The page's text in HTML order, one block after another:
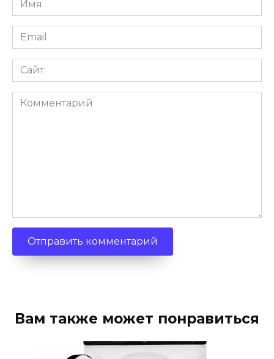
Email
Сайт
Комментарий
Вам также может понравиться